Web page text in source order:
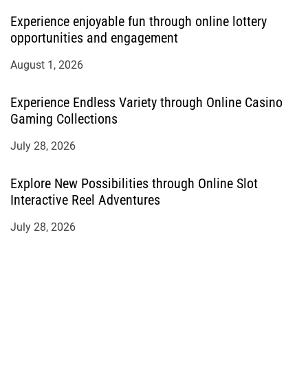
Experience enjoyable fun through online lottery
opportunities and engagement
August 1, 2026
Experience Endless Variety through Online Casino
Gaming Collections
July 28, 2026
Explore New Possibilities through Online Slot
Interactive Reel Adventures
July 28, 2026